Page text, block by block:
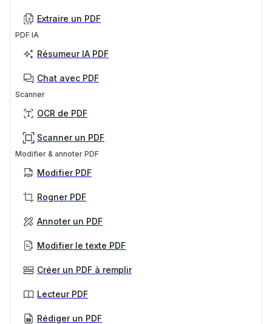
Extraire un PDF
PDF IA
Résumeur IA PDF
Chat avec PDF
Scanner
OCR de PDF
Scanner un PDF
Modifier & annoter PDF
Modifier PDF
Rogner PDF
Annoter un PDF
Modifier le texte PDF
Créer un PDF à remplir
Lecteur PDF
Rédiger un PDF